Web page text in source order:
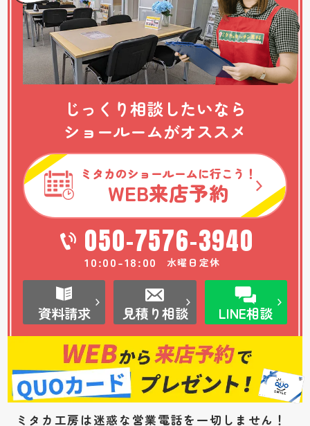
じっくり相談したいなら
ショールームがオススメ
ミタカのショールームに行こう！
WEB来店予約
050-7576-3940
10:00-18:00 水曜日定休
資料請求 見積り相談 LINE相談
ミタカ工房は迷惑な営業電話を一切しません！